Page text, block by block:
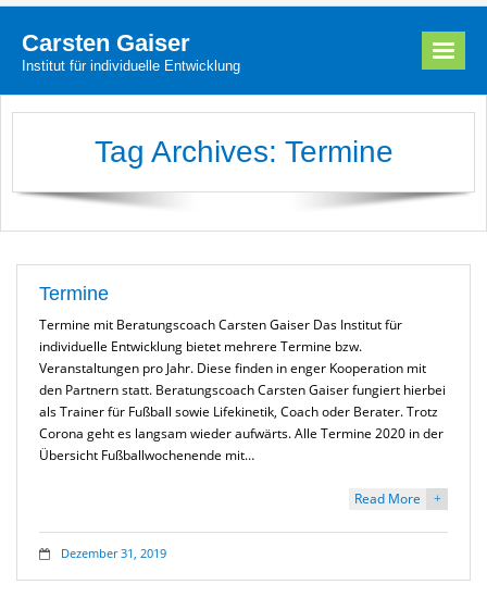
Carsten Gaiser
Institut für individuelle Entwicklung
Carsten Gaiser
Termine
News
Kontakt
Tag Archives: Termine
Termine
Termine mit Beratungscoach Carsten Gaiser Das Institut für
individuelle Entwicklung bietet mehrere Termine bzw.
Veranstaltungen pro Jahr. Diese finden in enger Kooperation mit
den Partnern statt. Beratungscoach Carsten Gaiser fungiert hierbei
als Trainer für Fußball sowie Lifekinetik, Coach oder Berater. Trotz
Corona geht es langsam wieder aufwärts. Alle Termine 2020 in der
Übersicht Fußballwochenende mit…
Read More +
Dezember 31, 2019